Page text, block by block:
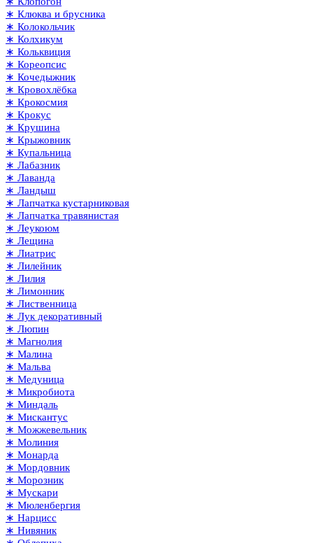
∗ Клюква и брусника
∗ Колокольчик
∗ Колхикум
∗ Кольквиция
∗ Кореопсис
∗ Кочедыжник
∗ Кровохлёбка
∗ Крокосмия
∗ Крокус
∗ Крушина
∗ Крыжовник
∗ Купальница
∗ Лабазник
∗ Лаванда
∗ Ландыш
∗ Лапчатка кустарниковая
∗ Лапчатка травянистая
∗ Леукоюм
∗ Лещина
∗ Лиатрис
∗ Лилейник
∗ Лилия
∗ Лимонник
∗ Лиственница
∗ Лук декоративный
∗ Люпин
∗ Магнолия
∗ Малина
∗ Мальва
∗ Медуница
∗ Микробиота
∗ Миндаль
∗ Мискантус
∗ Можжевельник
∗ Молиния
∗ Монарда
∗ Мордовник
∗ Морозник
∗ Мускари
∗ Мюленбергия
∗ Нарцисс
∗ Нивяник